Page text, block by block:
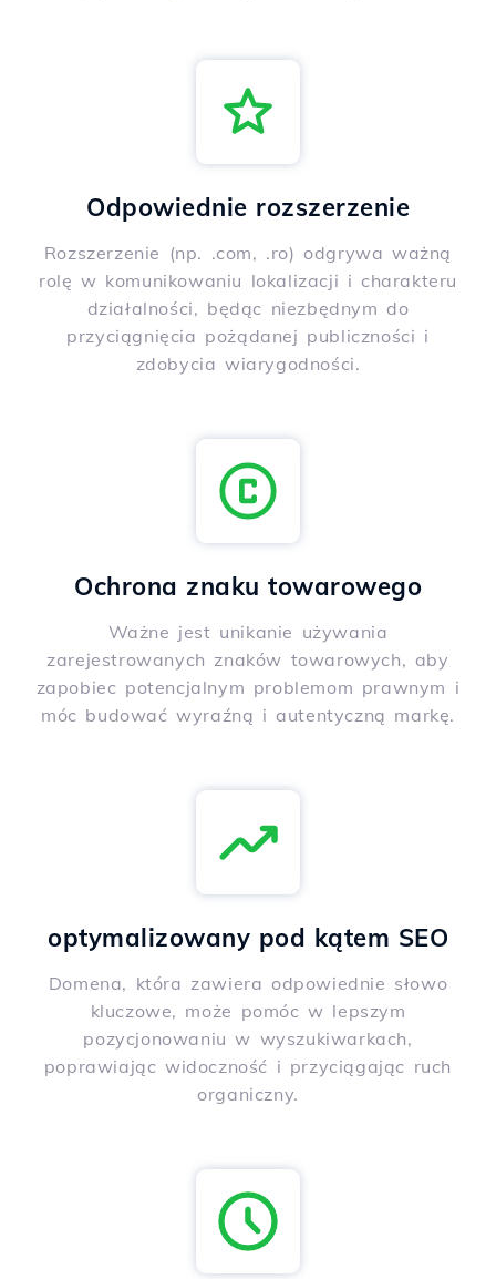
Odpowiednie rozszerzenie
Rozszerzenie (np. .com, .ro) odgrywa ważną
rolę w komunikowaniu lokalizacji i charakteru
działalności, będąc niezbędnym do
przyciągnięcia pożądanej publiczności i
zdobycia wiarygodności.
Ochrona znaku towarowego
Ważne jest unikanie używania
zarejestrowanych znaków towarowych, aby
zapobiec potencjalnym problemom prawnym i
móc budować wyraźną i autentyczną markę.
optymalizowany pod kątem SEO
Domena, która zawiera odpowiednie słowo
kluczowe, może pomóc w lepszym
pozycjonowaniu w wyszukiwarkach,
poprawiając widoczność i przyciągając ruch
organiczny.